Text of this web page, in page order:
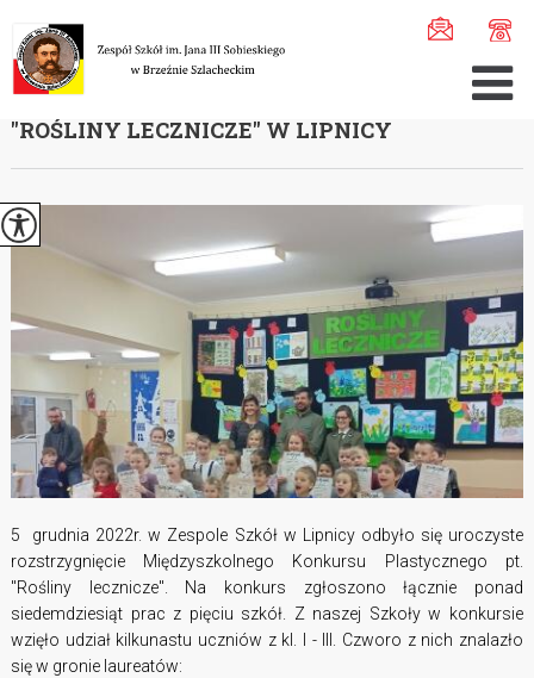
Międzyszkolny Konkur ...
MIĘDZYSZKOLNY KONKURS PLASTYCZNY
''ROŚLINY LECZNICZE'' W LIPNICY
5 grudnia 2022r. w Zespole Szkół w Lipnicy odbyło się uroczyste
rozstrzygnięcie Międzyszkolnego Konkursu Plastycznego pt.
"Rośliny lecznicze".
Na konkurs zgłoszono łącznie ponad
siedemdziesiąt prac z pięciu szkół. Z naszej Szkoły w konkursie
wzięło udział kilkunastu uczniów z kl. I - III. Czworo z nich znalazło
się w gronie laureatów: